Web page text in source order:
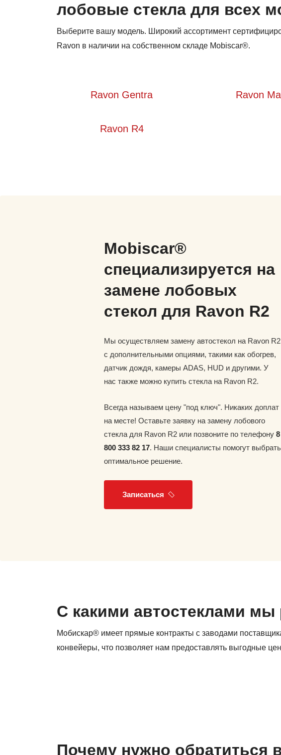
лобовые стекла для всех
Выберите вашу модель. Широкий ассортимент
Ravon в наличии на собственном складе Mobiscar®.
Ravon Gentra Ravon
Ravon R4
Mobiscar®
специализируется на
замене лобовых
стекол для Ravon R2
Мы осуществляем замену автостекол на Ravon R2
с дополнительными опциями, такими как обогрев,
датчик дождя, камеры ADAS, HUD и другими. У
нас также можно купить стекла на Ravon R2.
Всегда называем цену "под ключ". Никаких доплат
на месте! Оставьте заявку на замену лобового
стекла для Ravon R2 или позвоните по телефону 8
800 333 82 17. Наши специалисты помогут выбрать
оптимальное решение.
Записаться
С какими автостеклами мы
Мобискар® имеет прямые контракты с заводами
конвейеры, что позволяет нам предоставлять выгодные
Почему нужно обратиться